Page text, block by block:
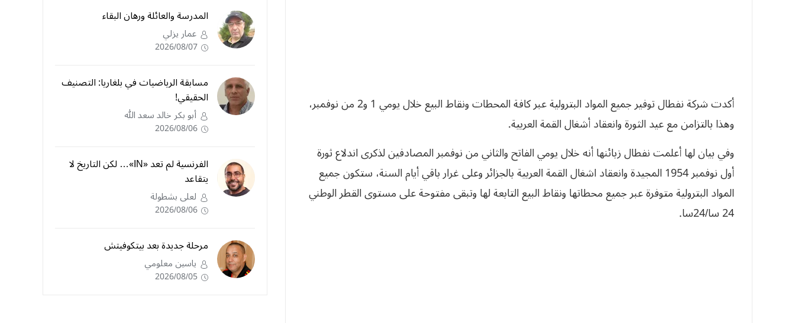
أكدت شركة نفطال توفير جميع المواد البترولية عبر كافة المحطات ونقاط البيع خلال يومي 1 و2 من نوفمبر،
وهذا بالتزامن مع عيد الثورة وانعقاد أشغال القمة العربية.
وفي بيان لها أعلمت نفطال زبائنها أنه خلال يومي الفاتح والثاني من نوفمبر المصادفين لذكرى اندلاع ثورة
أول نوفمبر 1954 المجيدة وانعقاد اشغال القمة العربية بالجزائر وعلى غرار باقي أيام السنة، ستكون جميع
المواد البترولية متوفرة عبر جميع محطاتها ونقاط البيع التابعة لها وتبقى مفتوحة على مستوى القطر الوطني
24 سا/24سا.
المدرسة والعائلة ورهان البقاء
عمار يزلي
2026/08/07
مسابقة الرياضيات في بلغاريا: التصنيف
الحقيقي!
أبو بكر خالد سعد الله
2026/08/06
الفرنسية لم تعد «IN»… لكن التاريخ لا
يتقاعد
لعلى بشطولة
2026/08/06
مرحلة جديدة بعد بيتكوفيتش
ياسين معلومي
2026/08/05